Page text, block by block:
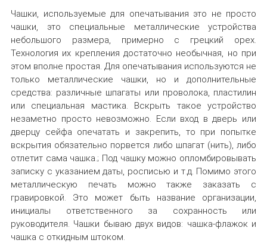
Чашки, используемые для опечатывания это не просто
чашки, это специальные металлические устройства
небольшого размера, примерно с грецкий орех.
Технология их крепления достаточно необычная, но при
этом вполне простая. Для опечатывания используются не
только металлические чашки, но и дополнительные
средства: различные шпагаты или проволока, пластилин
или специальная мастика. Вскрыть такое устройство
незаметно просто невозможно. Если вход в дверь или
дверцу сейфа опечатать и закрепить, то при попытке
вскрытия обязательно порвется либо шпагат (нить), либо
отлетит сама чашка.; Под чашку можно опломбировывать
записку с указанием даты, росписью и т.д. Помимо этого
металлическую печать можно также заказать с
гравировкой. Это может быть название организации,
инициалы ответственного за сохранность или
руководителя. Чашки бываю двух видов: чашка-флажок и
чашка с откидным штоком.